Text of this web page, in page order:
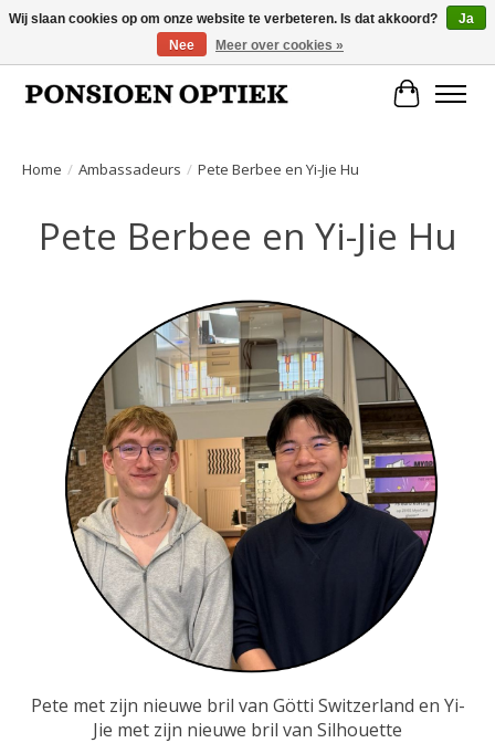
Openingstijden: dinsdag, donderdag, vrijdag, zaterdag van 10.00 t/m 17.00 uur
Home / Ambassadeurs / Pete Berbee en Yi-Jie Hu
Pete Berbee en Yi-Jie Hu
Pete met zijn nieuwe bril van Götti Switzerland en Yi-
Jie met zijn nieuwe bril van Silhouette
Wij slaan cookies op om onze website te verbeteren. Is dat akkoord?
Ja
Nee
Meer over cookies »